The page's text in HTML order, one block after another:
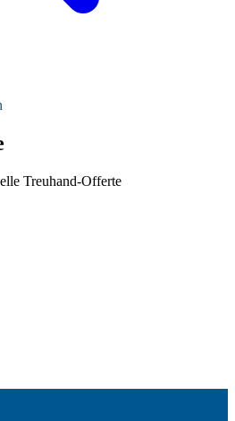
Treuhand-Offerte